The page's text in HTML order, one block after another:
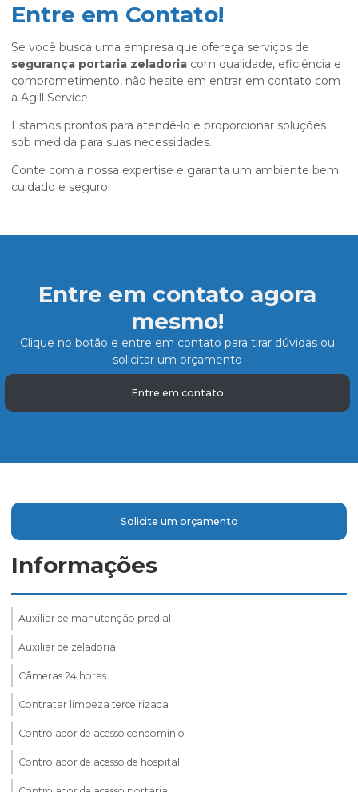
Entre em Contato!
Se você busca uma empresa que ofereça serviços de
segurança portaria zeladoria com qualidade, eficiência e
comprometimento, não hesite em entrar em contato com
a Agill Service.
Estamos prontos para atendê-lo e proporcionar soluções
sob medida para suas necessidades.
Conte com a nossa expertise e garanta um ambiente bem
cuidado e seguro!
Entre em contato agora
mesmo!
Clique no botão e entre em contato para tirar dúvidas ou
solicitar um orçamento
Entre em contato
Solicite um orçamento
Informações
Auxiliar de manutenção predial
Auxiliar de zeladoria
Câmeras 24 horas
Contratar limpeza terceirizada
Controlador de acesso condominio
Controlador de acesso de hospital